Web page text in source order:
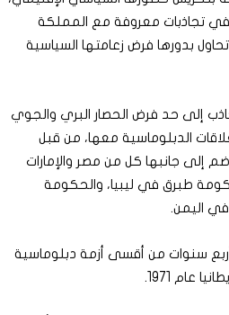
تجاذبات معروفة مع المملكة
بدورها فرض زعامتها السياسية
التجاذب إلى حد فرض الحصار البري والجوي
الدبلوماسية معها، من قبل
إلى جانبها كل من مصر والإمارات
طبرق في ليبيا، والحكومة
اليمن.
سنوات من أقسى أزمة دبلوماسية
عام 1971.